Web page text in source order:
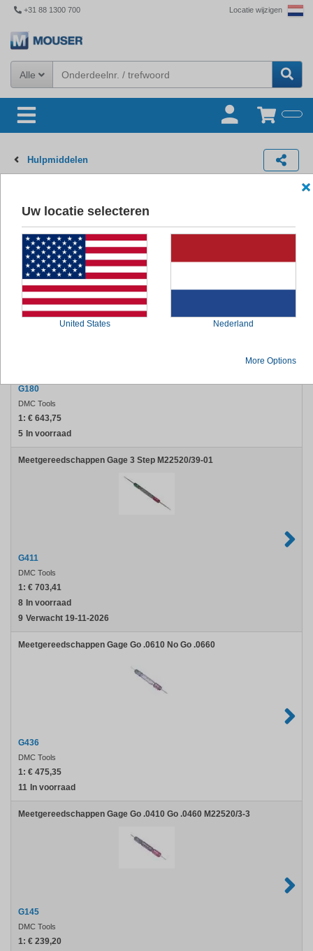
+31 88 1300 700 Locatie wijzigen
Alle
Hulpmiddelen
Producten(1.364) Afbeeldingen Nieuwste
Resultaten:1.364
Meetgereedschappen Gage Range GO .2095 - NO-GO .2165
G180
DMC Tools
1: € 643,75
5 In voorraad
Meetgereedschappen Gage 3 Step M22520/39-01
G411
DMC Tools
1: € 703,41
8 In voorraad
9 Verwacht 19-11-2026
Meetgereedschappen Gage Go .0610 No Go .0660
G436
DMC Tools
1: € 475,35
11 In voorraad
Meetgereedschappen Gage Go .0410 Go .0460 M22520/3-3
G145
DMC Tools
1: € 239,20
Uw locatie selecteren
United States Nederland
More Options